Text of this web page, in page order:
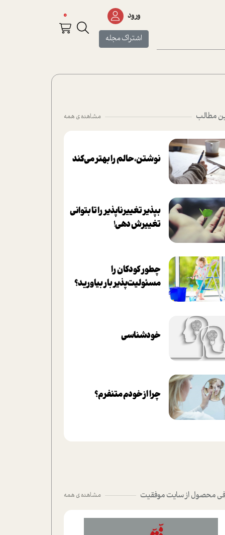
ورود
اشتراک مجله
0
مطالب مشاهده ی همه
نوشتن، حالم را بهتر می‌کند
بپذير تغييرناپذير را تا بتواني
تغييرش دهي!‏
چطور کودکان را
مسئولیت‌پذیر بار بیاورید؟
خودشناسی
چرا از خودم متنفرم؟
محصول از سایت موفقیت مشاهده ی همه